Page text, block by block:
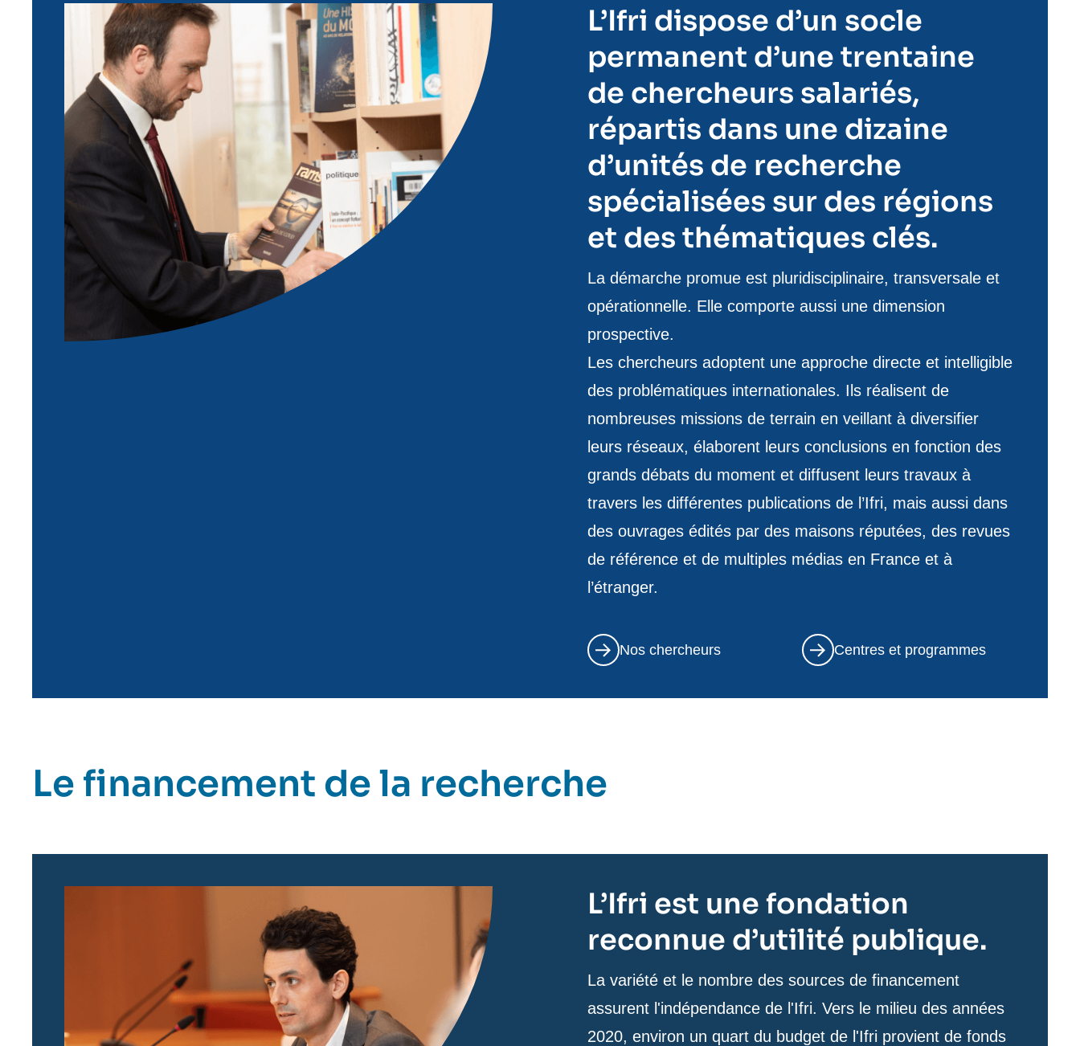
L’Ifri dispose d’un socle
permanent d’une trentaine
de chercheurs salariés,
répartis dans une dizaine
d’unités de recherche
spécialisées sur des régions
et des thématiques clés.
Texte
de
contenu
La démarche promue est pluridisciplinaire, transversale et
opérationnelle. Elle comporte aussi une dimension
prospective.
Les chercheurs adoptent une approche directe et intelligible
des problématiques internationales. Ils réalisent de
nombreuses missions de terrain en veillant à diversifier
leurs réseaux, élaborent leurs conclusions en fonction des
grands débats du moment et diffusent leurs travaux à
travers les différentes publications de l’Ifri, mais aussi dans
des ouvrages édités par des maisons réputées, des revues
de référence et de multiples médias en France et à
l’étranger.
Nos chercheurs Centres et programmes
Le financement de la recherche
L’Ifri est une fondation
reconnue d’utilité publique.
Texte
de
contenu
La variété et le nombre des sources de financement
assurent l'indépendance de l'Ifri. Vers le milieu des années
2020, environ un quart du budget de l'Ifri provient de fonds